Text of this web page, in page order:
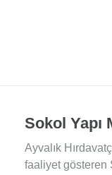
Sokol Yapı
Ayvalık
faaliyet gösteren